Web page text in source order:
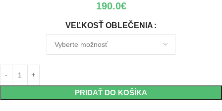
190.0€
VEĽKOSŤ OBLEČENIA
PRIDAŤ DO KOŠÍKA